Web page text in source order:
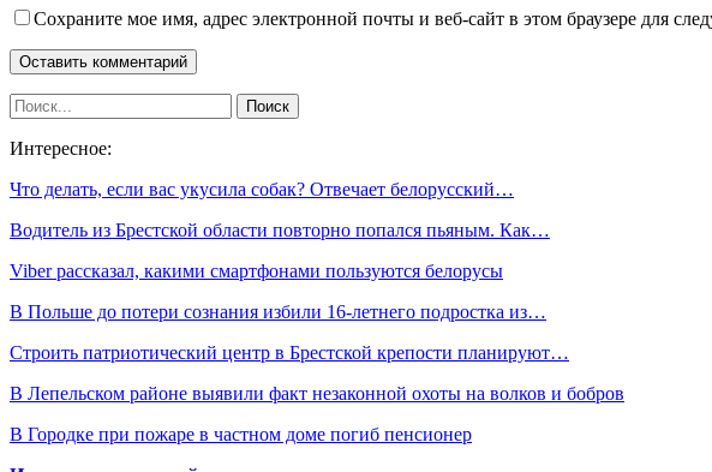
Сохраните мое имя, адрес электронной почты и веб-сайт в этом браузере для
Интересное:
Что делать, если вас укусила собак? Отвечает белорусский…
Водитель из Брестской области повторно попался пьяным. Как…
Viber рассказал, какими смартфонами пользуются белорусы
В Польше до потери сознания избили 16-летнего подростка из…
Строить патриотический центр в Брестской крепости планируют…
В Лепельском районе выявили факт незаконной охоты на волков и бобров
В Городке при пожаре в частном доме погиб пенсионер